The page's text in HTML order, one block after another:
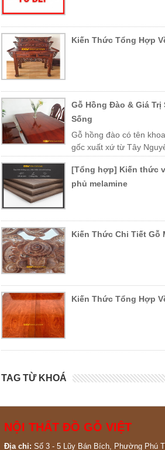
Kiến Thức Tổng Hợp
Gỗ Hồng Đào & Giá
Sống
Gỗ hồng đào có tên
gốc xuất xứ từ Tây
được trồng nhiều ở các vùng miền Trung
Phú Yên, Lào, Campuchia…[Tổng hợp] Kiến thức
phủ melamine
Kiến Thức Chi Tiết Gỗ
Kiến Thức Tổng Hợp
TAG TỪ KHOÁ
NỘI THẤT ĐỒ GỖ VIỆT
Địa chỉ: Số 3 - 5 Lũy Bán Bích, Phường Phú